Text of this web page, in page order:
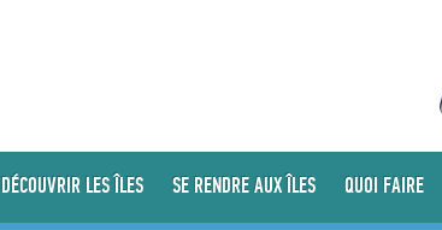
DÉCOUVRIR LES ÎLES SE RENDRE AUX ÎLES QUOI FAIRE